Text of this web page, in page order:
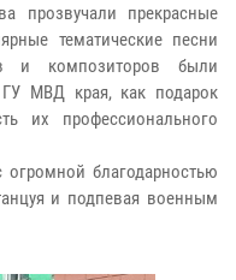
прозвучали прекрасные
тематические песни
и композиторов были
МВД края, как подарок
их профессионального
благодарностью
и подпевая военным